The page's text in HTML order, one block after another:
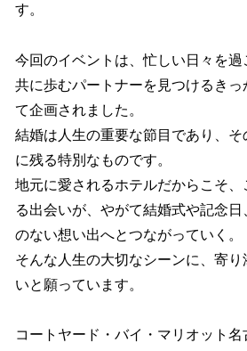
す。
今回のイベントは、忙しい日々を
共に歩むパートナーを見つけるきっ
て企画されました。
結婚は人生の重要な節目であり、
に残る特別なものです。
地元に愛されるホテルだからこそ
る出会いが、やがて結婚式や記念日
のない想い出へとつながっていく。
そんな人生の大切なシーンに、寄
いと願っています。
コートヤード・バイ・マリオット